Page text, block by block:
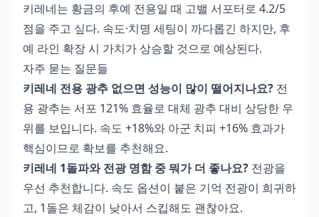
키레네는 황금의 후예 전용일 때 고밸 서포터로 4.2/5
점을 주고 싶다. 속도·치명 세팅이 까다롭긴 하지만, 후
예 라인 확장 시 가치가 상승할 것으로 예상된다.
자주 묻는 질문들
키레네 전용 광추 없으면 성능이 많이 떨어지나요? 전
용 광추는 서포 121% 효율로 대체 광추 대비 상당한 우
위를 보입니다. 속도 +18%와 아군 치피 +16% 효과가
핵심이므로 확보를 추천해요.
키레네 1돌파와 전광 명함 중 뭐가 더 좋나요? 전광을
우선 추천합니다. 속도 옵션이 붙은 기억 전광이 희귀하
고, 1돌은 체감이 낮아서 스킵해도 괜찮아요.